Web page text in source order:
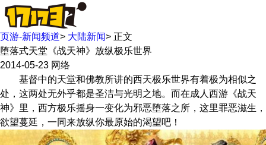
页游-新闻频道> 大陆新闻> 正文
堕落式天堂《战天神》放纵极乐世界
2014-05-23 网络
基督中的天堂和佛教所讲的西天极乐世界有着极为相似之
处，这两处无外乎都是圣洁与光明之地。而在成人西游《战天
神》里，西方极乐摇身一变化为邪恶堕落之所，这里罪恶滋生，
欲望蔓延，一同来放纵你最原始的渴望吧！